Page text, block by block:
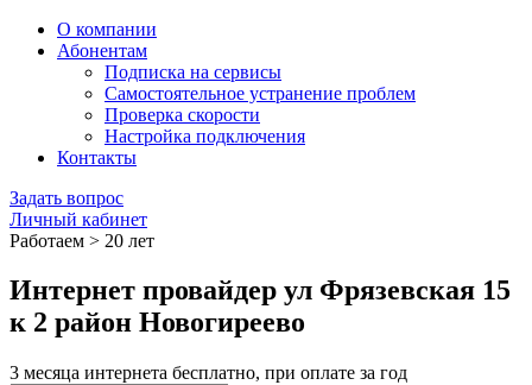
О компании
Абонентам
Подписка на сервисы
Самостоятельное устранение проблем
Проверка скорости
Настройка подключения
Контакты
Задать вопрос
Личный кабинет
Работаем > 20 лет
Интернет провайдер ул Фрязевская 15
к 2 район Новогиреево
3 месяца интернета бесплатно, при оплате за год